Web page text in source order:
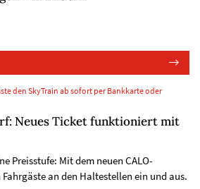
den SkyTrain ab sofort per Bankkarte oder
Neues Ticket funktioniert mit
Preisstufe: Mit dem neuen CALO-
an den Haltestellen ein und aus.